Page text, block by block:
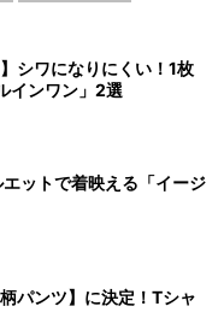
シワになりにくい！1枚
インワン」2選
エットで着映える「イージ
パンツ】に決定！Tシャ